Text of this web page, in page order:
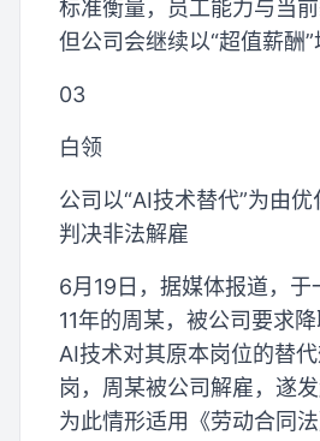
标准衡量，员工能力与当前
但公司会继续以“超值薪酬”
03
白领
公司以“AI技术替代”为由
判决非法解雇
6月19日，据媒体报道，于
11年的周某，被公司要求
AI技术对其原本岗位的替
岗，周某被公司解雇，遂
为此情形适用《劳动合同